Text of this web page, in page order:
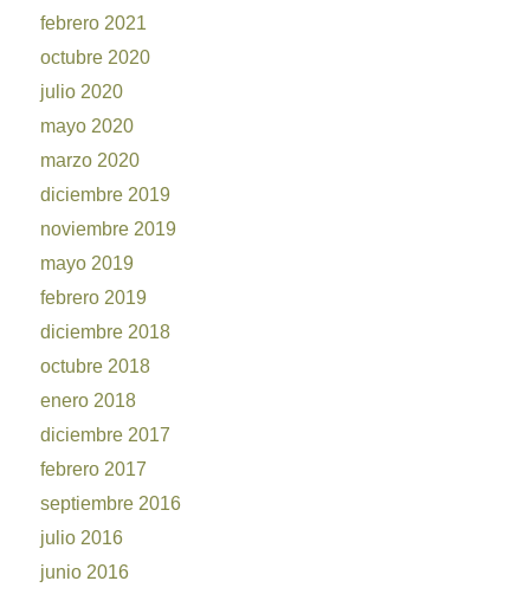
febrero 2021
octubre 2020
julio 2020
mayo 2020
marzo 2020
diciembre 2019
noviembre 2019
mayo 2019
febrero 2019
diciembre 2018
octubre 2018
enero 2018
diciembre 2017
febrero 2017
septiembre 2016
julio 2016
junio 2016